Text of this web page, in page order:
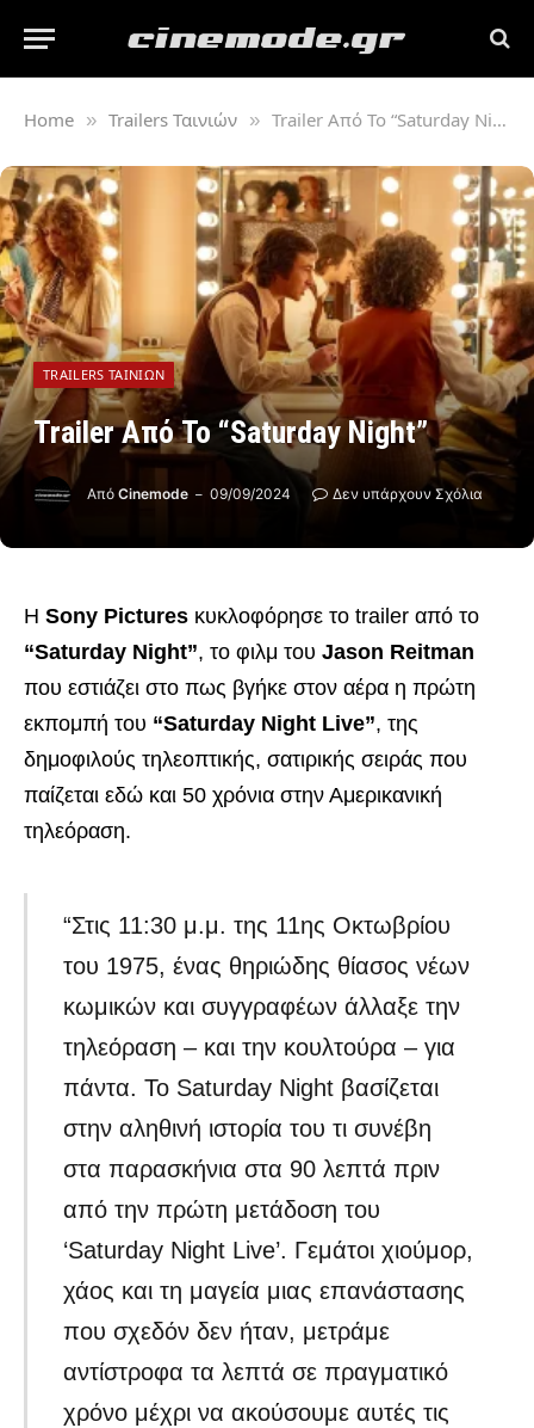
Home » Trailers Ταινιών » Trailer Από Το “Saturday Night”
TRAILERS ΤΑΙΝΙΏΝ
Trailer Από Το “Saturday Night”
Από Cinemode 09/09/2024 Δεν υπάρχουν Σχόλια
Η Sony Pictures κυκλοφόρησε το trailer από το
“Saturday Night”, το φιλμ του Jason Reitman
που εστιάζει στο πως βγήκε στον αέρα η πρώτη
εκπομπή του “Saturday Night Live”, της
δημοφιλούς τηλεοπτικής, σατιρικής σειράς που
παίζεται εδώ και 50 χρόνια στην Αμερικανική
τηλεόραση.
“Στις 11:30 μ.μ. της 11ης Οκτωβρίου
του 1975, ένας θηριώδης θίασος νέων
κωμικών και συγγραφέων άλλαξε την
τηλεόραση – και την κουλτούρα – για
πάντα. Το Saturday Night βασίζεται
στην αληθινή ιστορία του τι συνέβη
στα παρασκήνια στα 90 λεπτά πριν
από την πρώτη μετάδοση του
‘Saturday Night Live’. Γεμάτοι χιούμορ,
χάος και τη μαγεία μιας επανάστασης
που σχεδόν δεν ήταν, μετράμε
αντίστροφα τα λεπτά σε πραγματικό
χρόνο μέχρι να ακούσουμε αυτές τις